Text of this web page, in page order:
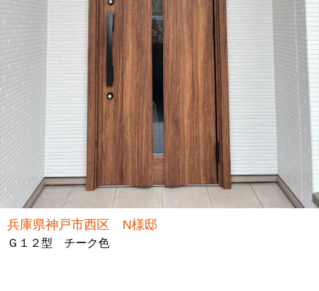
兵庫県神戸市西区 N様邸
Ｇ１２型 チーク色